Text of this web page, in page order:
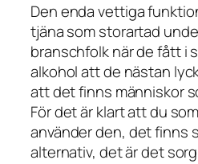
Den enda vettiga
tjäna som storartad
branschfolk när de fått i
alkohol att de nästan
att det finns människor
För det är klart att du
använder den, det finns
alternativ, det är det